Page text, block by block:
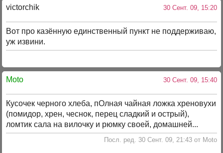
victorchik 30 Сент. 09, 15:20
Вот про казённую единственный пункт не поддерживаю,
уж извини.
Moto 30 Сент. 09, 15:40
Кусочек черного хлеба, пОлная чайная ложка хреновухи
(помидор, хрен, чеснок, перец сладкий и острый),
ломтик сала на вилочку и рюмку своей, домашней...
Посл. ред. 30 Сент. 09, 21:43 от Moto